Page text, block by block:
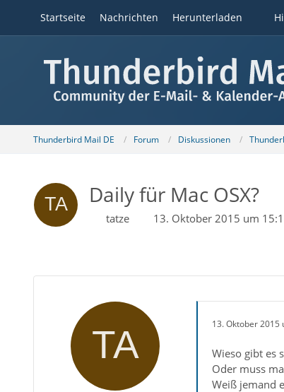
Startseite Nachrichten Herunterladen
Thunderbird Mail DE Forum Diskussionen
Daily für Mac OSX?
tatze 13. Oktober 2015 um
13. Oktober 2015
Wieso gibt es
Oder muss
Weiß jemand